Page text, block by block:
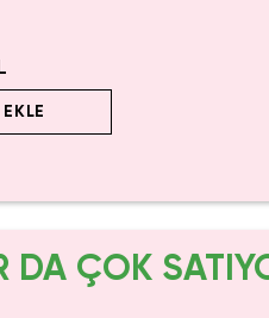
DA ÇOK